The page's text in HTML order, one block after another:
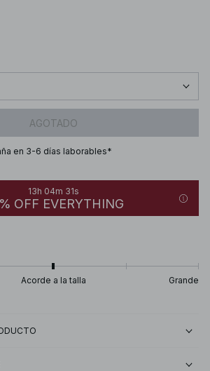
AGOTADO
en 3-6 días laborables*
13h 04m 31s
OFF EVERYTHING
Acorde a la talla Grande